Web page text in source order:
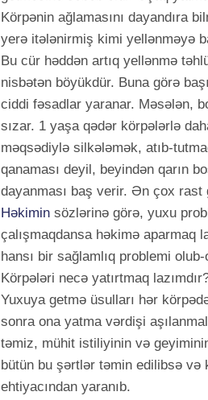
Körpənin ağlamasını dayandıra
yerə itələnirmiş kimi yellənməyə
Bu cür həddən artıq yellənmə
nisbətən böyükdür. Buna görə
ciddi fəsadlar yaranar. Məsələn,
sızar. 1 yaşa qədər körpələrlə
məqsədiylə silkələmək, atıb-
qanaması deyil, beyindən qarın
dayanması baş verir. Ən çox rast
Həkimin sözlərinə görə, yuxu
çalışmaqdansa həkimə aparmaq
hansı bir sağlamlıq problemi olub-
Körpələri necə yatırtmaq
Yuxuya getmə üsulları hər
sonra ona yatma vərdişi
təmiz, mühit istiliyinin və
bütün bu şərtlər təmin edilibsə və
ehtiyacından yaranıb.